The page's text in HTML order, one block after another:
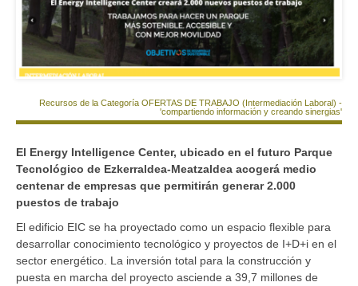
Recursos de la Categoría OFERTAS DE TRABAJO (Intermediación Laboral) -
'compartiendo información y creando sinergias'
El Energy Intelligence Center, ubicado en el futuro Parque
Tecnológico de Ezkerraldea-Meatzaldea acogerá medio
centenar de empresas que permitirán generar 2.000
puestos de trabajo
El edificio EIC se ha proyectado como un espacio flexible para
desarrollar conocimiento tecnológico y proyectos de I+D+i en el
sector energético. La inversión total para la construcción y
puesta en marcha del proyecto asciende a 39,7 millones de